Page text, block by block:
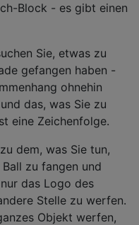
Block - es gibt einen
Sie, etwas zu
gefangen haben -
ohnehin
das, was Sie zu
eine Zeichenfolge.
dem, was Sie tun,
zu fangen und
das Logo des
Stelle zu werfen.
Objekt werfen,